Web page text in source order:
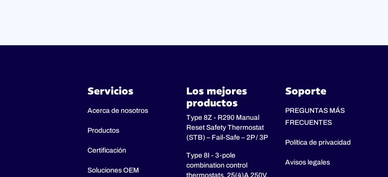
Servicios
Acerca de nosotros
Productos
Certificación
Soluciones OEM
Los mejores
productos
Type 8Z - R290 Manual
Reset Safety Thermostat
(STB) – Fail-Safe – 2P / 3P
Type 8I - 3-pole
combination control
thermostats, 25(4)A 250V,
Soporte
PREGUNTAS MÁS
FRECUENTES
Política de privacidad
Avisos legales